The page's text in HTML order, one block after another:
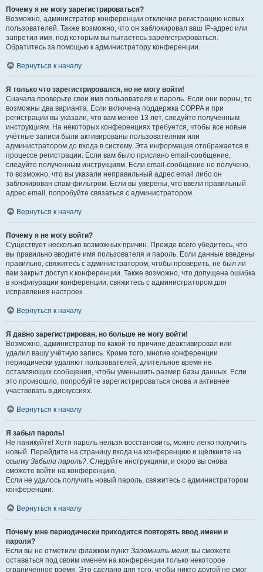
Почему я не могу зарегистрироваться?
Возможно, администратор конференции отключил регистрацию новых
пользователей. Также возможно, что он заблокировал ваш IP-адрес или
запретил имя, под которым вы пытаетесь зарегистрироваться.
Обратитесь за помощью к администратору конференции.
Вернуться к началу
Я только что зарегистрировался, но не могу войти!
Сначала проверьте свои имя пользователя и пароль. Если они верны, то
возможны два варианта. Если включена поддержка COPPA и при
регистрации вы указали, что вам менее 13 лет, следуйте полученным
инструкциям. На некоторых конференциях требуется, чтобы все новые
учётные записи были активированы пользователями или
администратором до входа в систему. Эта информация отображается в
процессе регистрации. Если вам было прислано email-сообщение,
следуйте полученным инструкциям. Если email-сообщение не получено,
то возможно, что вы указали неправильный адрес email либо он
заблокирован спам-фильтром. Если вы уверены, что ввели правильный
адрес email, попробуйте связаться с администратором.
Вернуться к началу
Почему я не могу войти?
Существует несколько возможных причин. Прежде всего убедитесь, что
вы правильно вводите имя пользователя и пароль. Если данные введены
правильно, свяжитесь с администратором, чтобы проверить, не был ли
вам закрыт доступ к конференции. Также возможно, что допущена ошибка
в конфигурации конференции, свяжитесь с администратором для
исправления настроек.
Вернуться к началу
Я давно зарегистрирован, но больше не могу войти!
Возможно, администратор по какой-то причине деактивировал или
удалил вашу учётную запись. Кроме того, многие конференции
периодически удаляют пользователей, длительное время не
оставляющих сообщения, чтобы уменьшить размер базы данных. Если
это произошло, попробуйте зарегистрироваться снова и активнее
участвовать в дискуссиях.
Вернуться к началу
Я забыл пароль!
Не паникуйте! Хотя пароль нельзя восстановить, можно легко получить
новый. Перейдите на страницу входа на конференцию и щёлкните на
ссылку Забыли пароль?. Следуйте инструкциям, и скоро вы снова
сможете войти на конференцию.
Если не удалось получить новый пароль, свяжитесь с администратором
конференции.
Вернуться к началу
Почему мне периодически приходится повторять ввод имени и
пароля?
Если вы не отметили флажком пункт Запомнить меня, вы сможете
оставаться под своим именем на конференции только некоторое
ограниченное время. Это сделано для того, чтобы никто другой не смог